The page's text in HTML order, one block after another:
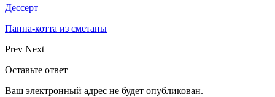
Дессерт
Панна-котта из сметаны
Prev Next
Оставьте ответ
Ваш электронный адрес не будет опубликован.